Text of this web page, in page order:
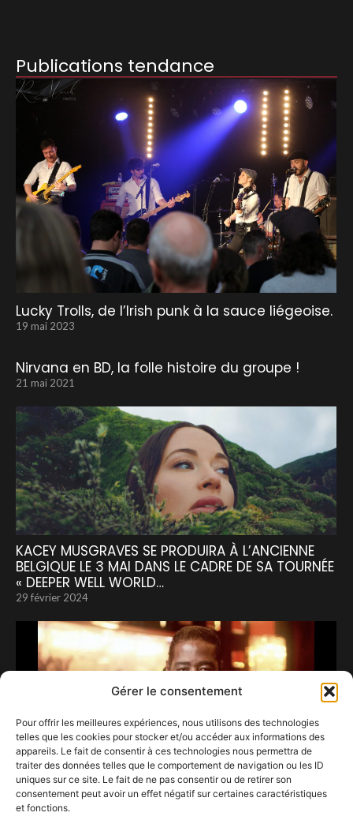
Gérer le consentement
Pour offrir les meilleures expériences, nous utilisons des technologies
telles que les cookies pour stocker et/ou accéder aux informations des
appareils. Le fait de consentir à ces technologies nous permettra de
traiter des données telles que le comportement de navigation ou les ID
uniques sur ce site. Le fait de ne pas consentir ou de retirer son
consentement peut avoir un effet négatif sur certaines caractéristiques
et fonctions.
Publications tendance
Lucky Trolls, de l’Irish punk à la sauce liégeoise.
19 mai 2023
Nirvana en BD, la folle histoire du groupe !
21 mai 2021
KACEY MUSGRAVES SE PRODUIRA À L’ANCIENNE
BELGIQUE LE 3 MAI DANS LE CADRE DE SA TOURNÉE
« DEEPER WELL WORLD…
29 février 2024